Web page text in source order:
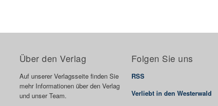
Über den Verlag
Auf unserer Verlagsseite finden Sie
mehr Informationen über den Verlag
und unser Team.
Folgen Sie uns
RSS
Verliebt in den Westerwald